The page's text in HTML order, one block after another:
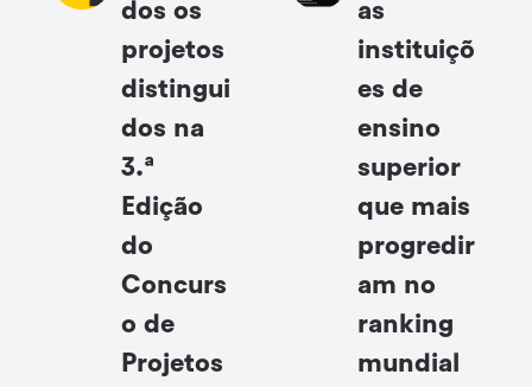
dos os
projetos
distingui
dos na
3.ª
Edição
do
Concurs
o de
Projetos
as
instituiçõ
es de
ensino
superior
que mais
progredir
am no
ranking
mundial